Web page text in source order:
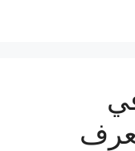
2022 تعرف